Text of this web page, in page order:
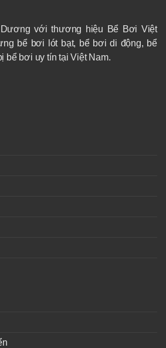
với thương hiệu Bể Bơi Việt
bể bơi lót bạt, bể bơi di động, bể
bể bơi uy tín tại Việt Nam.